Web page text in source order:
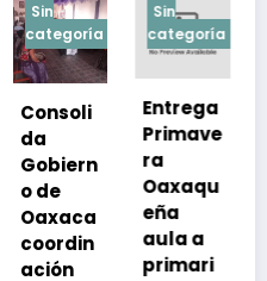
Sin
categoría
Entrega
Primave
ra
Oaxaqu
eña
aula a
primari
Sin
categoría
Exhorta
SSO a
vacuna
rse de
neumoc
oco
para